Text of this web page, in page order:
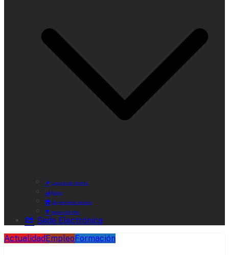
Lugares de Interés
Rutas
Alojamientos Rurales
Museo del Vino
Sede Electrónica
Actualidad EmpleoFormación